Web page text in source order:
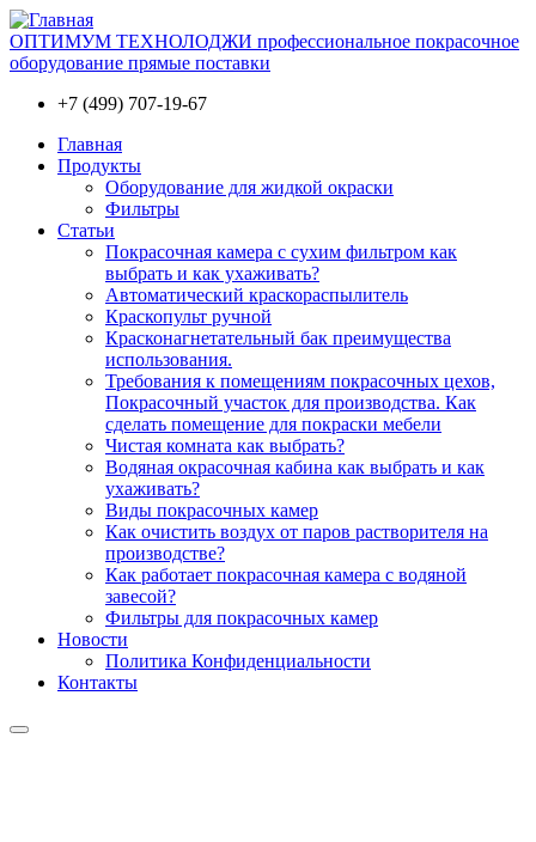
ОПТИМУМ ТЕХНОЛОДЖИ профессиональное покрасочное
оборудование прямые поставки
+7 (499) 707-19-67
Главная
Продукты
Оборудование для жидкой окраски
Фильтры
Статьи
Покрасочная камера с сухим фильтром как
выбрать и как ухаживать?
Автоматический краскораспылитель
Краскопульт ручной
Красконагнетательный бак преимущества
использования.
Требования к помещениям покрасочных цехов,
Покрасочный участок для производства. Как
сделать помещение для покраски мебели
Чистая комната как выбрать?
Водяная окрасочная кабина как выбрать и как
ухаживать?
Виды покрасочных камер
Как очистить воздух от паров растворителя на
производстве?
Как работает покрасочная камера с водяной
завесой?
Фильтры для покрасочных камер
Новости
Политика Конфиденциальности
Контакты